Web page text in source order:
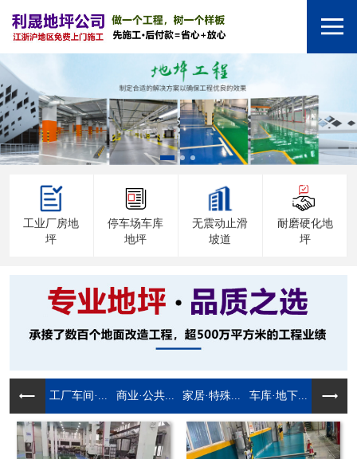
工业厂房地
坪
停车场车库
地坪
无震动止滑
坡道
耐磨硬化地
坪
工厂车间·... 商业·公共... 家居·特殊... 车库·地下...